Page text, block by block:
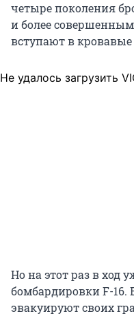
четыре поколения
и более
вступают в
Не удалось загрузить
Но на этот раз в ход
бомбардировки F-16.
эвакуируют своих